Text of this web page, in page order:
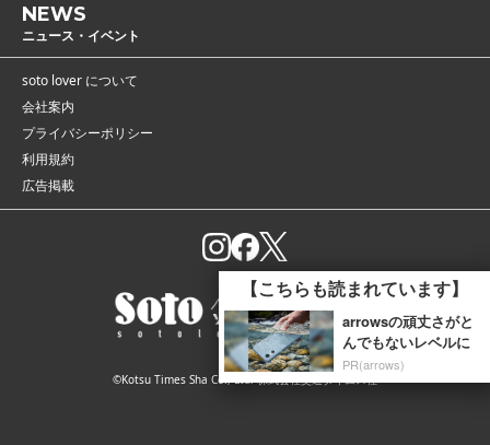
【こちらも読まれています】
arrowsの頑丈さがと
んでもないレベルに
PR(arrows)
NEWS
ニュース・イベント
soto lover について
会社案内
プライバシーポリシー
利用規約
広告掲載
©Kotsu Times Sha Co., Ltd. 株式会社交通タイムス社